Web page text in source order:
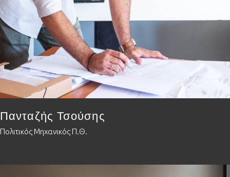
Πανταζής Τσούσης
Πολιτικός Μηχανικός Π.Θ.